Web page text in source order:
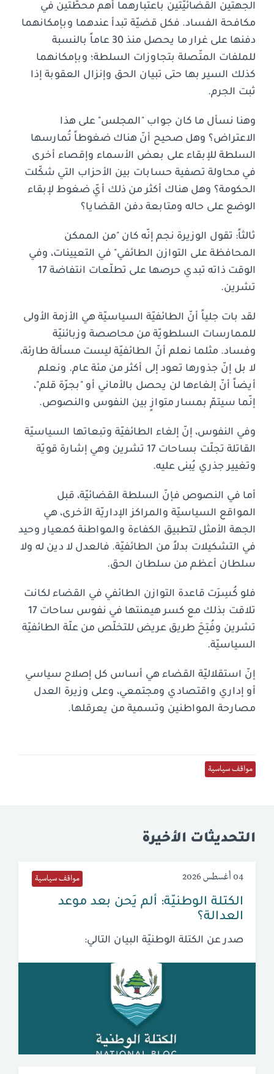
الجهتين القضائيّتين باعتبارهما أهم محطّتين في
مكافحة الفساد. فكل قضيّة تبدأ عندهما وبإمكانهما
دفنها على غرار ما يحصل منذ 30 عاماً بالنسبة
للملفات المتّصلة بتجاوزات السلطة؛ وبإمكانهما
كذلك السير بها حتى تبيان الحق وإنزال العقوبة إذا
ثبت الجرم.
وهنا نسأل ما كان جواب "المجلس" على هذا
الاعتراض؟ وهل صحيح أنّ هناك ضغوطاً تُمارسها
السلطة للإبقاء على بعض الأسماء وإقصاء أخرى
في محاولة تصفية حسابات بين الأحزاب التي شكّلت
الحكومة؟ وهل هناك أكثر من ذلك أيّ ضغوط لإبقاء
الوضع على حاله ومتابعة دفن القضايا؟
ثالثاً: تقول الوزيرة نجم إنّه كان "من الممكن
المحافظة على التوازن الطائفي" في التعيينات، وفي
الوقت ذاته تبدي حرصها على تطلّعات انتفاضة 17
تشرين.
لقد بات جلياً أنّ الطائفيّة السياسيّة هي الأزمة الأولى
للممارسات السلطويّة من محاصصة وزبائنيّة
وفساد. مثلما نعلم أنّ الطائفيّة ليست مسألة طارئة،
لا بل إنّ جذورها تعود إلى أكثر من مئة عام. ونعلم
أيضاً أنّ إلغاءها لن يحصل بالأماني أو "بجرّة قلم"،
إنّما سيتمّ بمسار متوازٍ بين النفوس والنصوص.
وفي النفوس، إنّ إلغاء الطائفيّة وتبعاتها السياسيّة
القاتلة تجلّت بساحات 17 تشرين وهي إشارة قويّة
وتغيير جذري يُبنى عليه.
أما في النصوص فإنّ السلطة القضائيّة، قبل
المواقع السياسيّة والمراكز الإداريّة الأخرى، هي
الجهة الأمثل لتطبيق الكفاءة والمواطنة كمعيار وحيد
في التشكيلات بدلاً من الطائفيّة. فالعدل لا دين له ولا
سلطان أعظم من سلطان الحق.
فلو كُسِرَت قاعدة التوازن الطائفي في القضاء لكانت
تلاقت بذلك مع كسر هيمنتها في نفوس ساحات 17
تشرين وفُتِحَ طريق عريض للتخلّص من علّة الطائفيّة
السياسيّة.
إنّ استقلاليّة القضاء هي أساس كل إصلاح سياسي
أو إداري واقتصادي ومجتمعي، وعلى وزيرة العدل
مصارحة المواطنين وتسمية من يعرقلها.
مواقف سياسية
التحديثات الأخيرة
04 أغسطس 2026 مواقف سياسية
الكتلة الوطنيّة: ألم يَحن بعد موعد
العدالة؟
صدر عن الكتلة الوطنيّة البيان التالي: